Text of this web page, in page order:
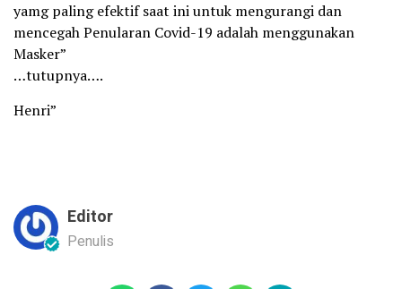
yamg paling efektif saat ini untuk mengurangi dan
mencegah Penularan Covid-19 adalah menggunakan
Masker”
…tutupnya….
Henri”
Editor
Penulis